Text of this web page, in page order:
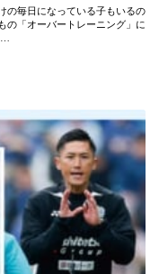
の毎日になっている子もいるの
の「オーバートレーニング」に